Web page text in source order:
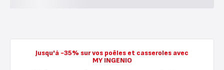
Jusqu'à -35% sur vos poêles et casseroles avec
MY INGENIO